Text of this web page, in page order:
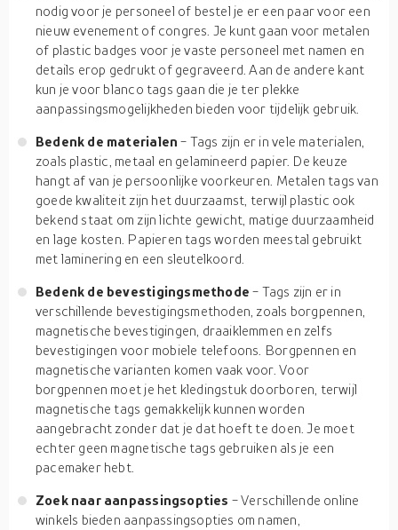
nodig voor je personeel of bestel je er een paar voor een
nieuw evenement of congres. Je kunt gaan voor metalen
of plastic badges voor je vaste personeel met namen en
details erop gedrukt of gegraveerd. Aan de andere kant
kun je voor blanco tags gaan die je ter plekke
aanpassingsmogelijkheden bieden voor tijdelijk gebruik.
Bedenk de materialen- Tags zijn er in vele materialen,
zoals plastic, metaal en gelamineerd papier. De keuze
hangt af van je persoonlijke voorkeuren. Metalen tags van
goede kwaliteit zijn het duurzaamst, terwijl plastic ook
bekend staat om zijn lichte gewicht, matige duurzaamheid
en lage kosten. Papieren tags worden meestal gebruikt
met laminering en een sleutelkoord.
Bedenk de bevestigingsmethode- Tags zijn er in
verschillende bevestigingsmethoden, zoals borgpennen,
magnetische bevestigingen, draaiklemmen en zelfs
bevestigingen voor mobiele telefoons. Borgpennen en
magnetische varianten komen vaak voor. Voor
borgpennen moet je het kledingstuk doorboren, terwijl
magnetische tags gemakkelijk kunnen worden
aangebracht zonder dat je dat hoeft te doen. Je moet
echter geen magnetische tags gebruiken als je een
pacemaker hebt.
Zoek naar aanpassingsopties - Verschillende online
winkels bieden aanpassingsopties om namen,